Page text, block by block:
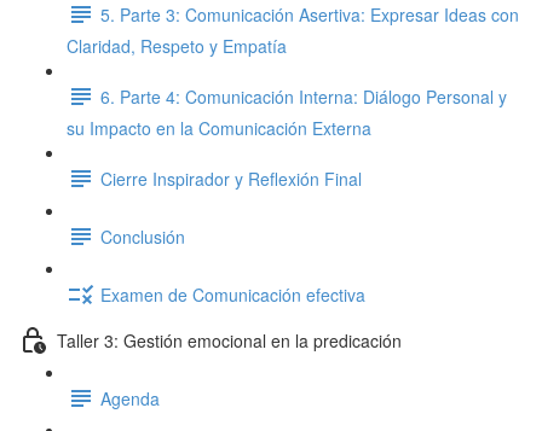
5. Parte 3: Comunicación Asertiva: Expresar Ideas con
Claridad, Respeto y Empatía
6. Parte 4: Comunicación Interna: Diálogo Personal y
su Impacto en la Comunicación Externa
Cierre Inspirador y Reflexión Final
Conclusión
Examen de Comunicación efectiva
Taller 3: Gestión emocional en la predicación
Agenda